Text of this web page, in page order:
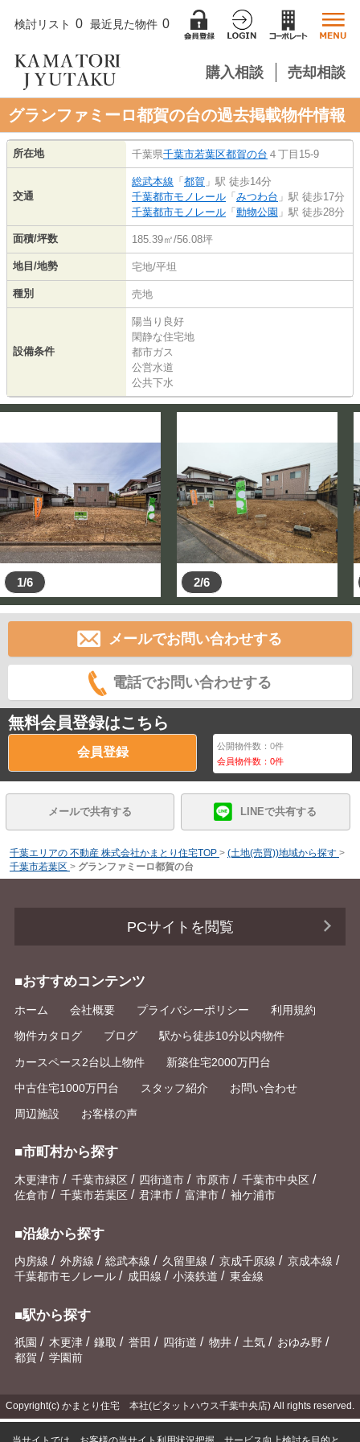
検討リスト 0 最近見た物件 0
購入相談 売却相談
グランファミーロ都賀の台の過去掲載物件情報
所在地 千葉県千葉市若葉区都賀の台 ４丁目15-9
交通
総武本線 「 都賀 」駅 徒歩14分
千葉都市モノレール 「 みつわ台 」駅 徒歩17分
千葉都市モノレール 「 動物公園 」駅 徒歩28分
面積/坪数 185.39㎡/56.08坪
地目/地勢 宅地/平坦
種別 売地
設備条件
陽当り良好
閑静な住宅地
都市ガス
公営水道
公共下水
1/6 2/6
メールでお問い合わせする
電話でお問い合わせする
無料会員登録はこちら
会員登録 公開物件数：0件
会員物件数：0件
メールで共有する LINEで共有する
千葉エリアの 不動産 株式会社かまとり住宅TOP > (土地(売買))地域から探す >
千葉市若葉区 > グランファミーロ都賀の台
PCサイトを閲覧
■おすすめコンテンツ
ホーム 会社概要 プライバシーポリシー 利用規約
物件カタログ ブログ 駅から徒歩10分以内物件
カースペース2台以上物件 新築住宅2000万円台
中古住宅1000万円台 スタッフ紹介 お問い合わせ
周辺施設 お客様の声
■市町村から探す
木更津市 / 千葉市緑区 / 四街道市 / 市原市 / 千葉市中央区 /
佐倉市 / 千葉市若葉区 / 君津市 / 富津市 / 袖ケ浦市
■沿線から探す
内房線 / 外房線 / 総武本線 / 久留里線 / 京成千原線 / 京成本線 /
千葉都市モノレール / 成田線 / 小湊鉄道 / 東金線
■駅から探す
祇園 / 木更津 / 鎌取 / 誉田 / 四街道 / 物井 / 土気 / おゆみ野 /
都賀 / 学園前
Copyright(c) かまとり住宅 本社(ピタットハウス千葉中央店) All rights reserved.